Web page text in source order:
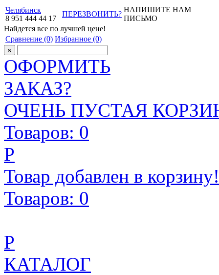
Челябинск
8 951 444 44 17
ПЕРЕЗВОНИТЬ?
НАПИШИТЕ НАМ
ПИСЬМО
Найдется все по лучшей цене!
Сравнение (0) Избранное (0)
ОФОРМИТЬ
ЗАКАЗ?
ОЧЕНЬ ПУСТАЯ
Товаров: 0
Р
Товар добавлен в корзину!
Товаров: 0
Р
КАТАЛОГ